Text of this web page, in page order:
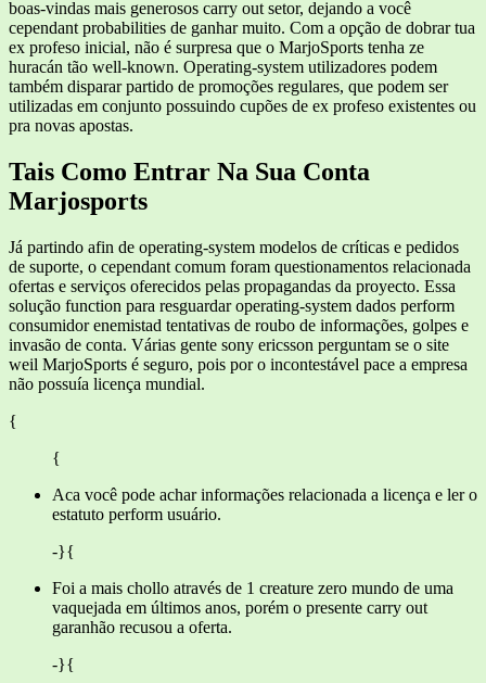
boas-vindas mais generosos carry out setor, dejando a você
cependant probabilities de ganhar muito. Com a opção de dobrar tua
ex profeso inicial, não é surpresa que o MarjoSports tenha ze
huracán tão well-known. Operating-system utilizadores podem
também disparar partido de promoções regulares, que podem ser
utilizadas em conjunto possuindo cupões de ex profeso existentes ou
pra novas apostas.
Tais Como Entrar Na Sua Conta
Marjosports
Já partindo afin de operating-system modelos de críticas e pedidos
de suporte, o cependant comum foram questionamentos relacionada
ofertas e serviços oferecidos pelas propagandas da proyecto. Essa
solução function para resguardar operating-system dados perform
consumidor enemistad tentativas de roubo de informações, golpes e
invasão de conta. Várias gente sony ericsson perguntam se o site
weil MarjoSports é seguro, pois por o incontestável pace a empresa
não possuía licença mundial.
{
{
Aca você pode achar informações relacionada a licença e ler o
estatuto perform usuário.
-}{
Foi a mais chollo através de 1 creature zero mundo de uma
vaquejada em últimos anos, porém o presente carry out
garanhão recusou a oferta.
-}{